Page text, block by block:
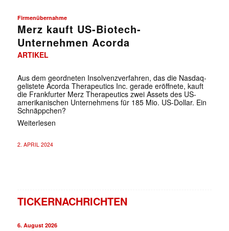
Firmenübernahme
Merz kauft US-Biotech-
Unternehmen Acorda
ARTIKEL
Aus dem geordneten Insolvenzverfahren, das die Nasdaq-
gelistete Acorda Therapeutics Inc. gerade eröffnete, kauft
die Frankfurter Merz Therapeutics zwei Assets des US-
amerikanischen Unternehmens für 185 Mio. US-Dollar. Ein
Schnäppchen?
Weiterlesen
2. APRIL 2024
TICKERNACHRICHTEN
6. August 2026